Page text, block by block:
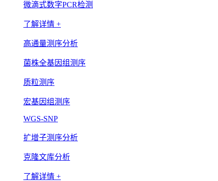
微滴式数字PCR检测
了解详情 +
高通量测序分析
菌株全基因组测序
质粒测序
宏基因组测序
WGS-SNP
扩增子测序分析
克隆文库分析
了解详情 +